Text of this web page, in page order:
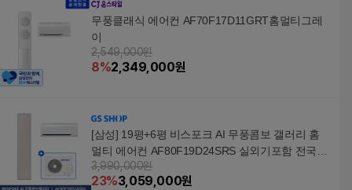
무풍클래식 에어컨 AF70F17D11GRT홈멀티그레
이
2,549,000원
8%2,349,000원
[삼성] 19평+6평 비스포크 AI 무풍콤보 갤러리 홈
멀티 에어컨 AF80F19D24SRS 실외기포함 전국무
료배송설치 2in1
3,990,000원
23%3,059,000원